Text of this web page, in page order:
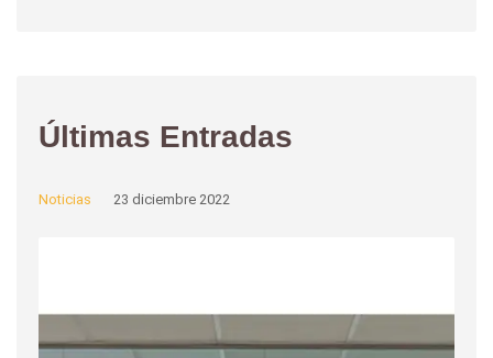
Últimas Entradas
Noticias 23 diciembre 2022